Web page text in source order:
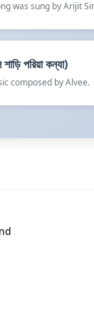
was sung by Arijit
পরিয়া কন্যা)
composed by Alvee.